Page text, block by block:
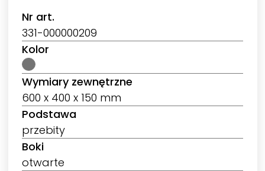
Nr art.
331-000000209
Kolor
Wymiary zewnętrzne
600 x 400 x 150 mm
Podstawa
przebity
Boki
otwarte